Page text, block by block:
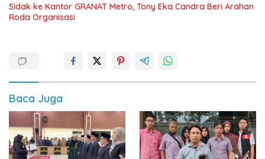
‎Sidak ke Kantor GRANAT Metro, Tony Eka Candra Beri Arahan
Roda Organisasi
Baca Juga